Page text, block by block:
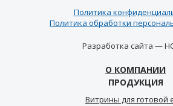
Политика
Политика обработки
Разработка сайта —
О КОМПАНИИ
ПРОДУКЦИЯ
Витрины для готовой